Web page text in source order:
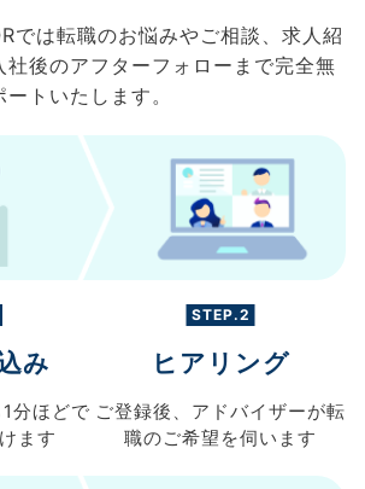
では転職のお悩みやご相談、求人紹
社後のアフターフォローまで完全無
トいたします。
み
1分ほどで
ます
STEP.2
ヒアリング
ご登録後、 アドバイザーが転
職のご希望を伺います